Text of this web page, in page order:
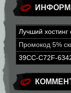
Лучший хостинг
Промокод 5%
39CC-C72F-